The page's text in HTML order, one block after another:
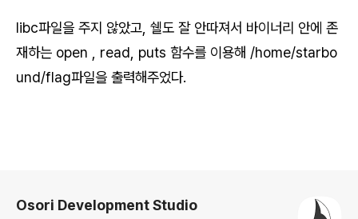
libc파일을 주지 않았고, 쉘도 잘 안따져서 바이너리 안에 존
재하는 open , read, puts 함수를 이용해 /home/starbo
und/flag파일을 출력해주었다.
Osori Development Studio